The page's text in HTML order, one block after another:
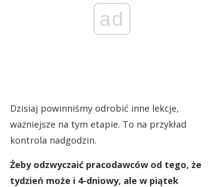
ad
Dzisiaj powinniśmy odrobić inne lekcje,
ważniejsze na tym etapie. To na przykład
kontrola nadgodzin.
Żeby odzwyczaić pracodawców od tego, że
tydzień może i 4-dniowy, ale w piątek